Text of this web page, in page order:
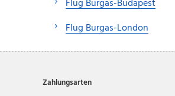
Flug Burgas-Budapest
Flug Burgas-London